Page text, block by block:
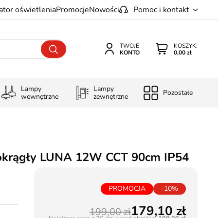
oświetleniaPromocjeNowości Pomoc i kontakt
KOSZYK:
0,00 zł
TWOJE
KONTO
Lampy
wewnętrzne
Lampy
zewnętrzne
Pozostałe
LUNA 12W CCT 90cm IP54
PROMOCJA -10%
179,10
199,00